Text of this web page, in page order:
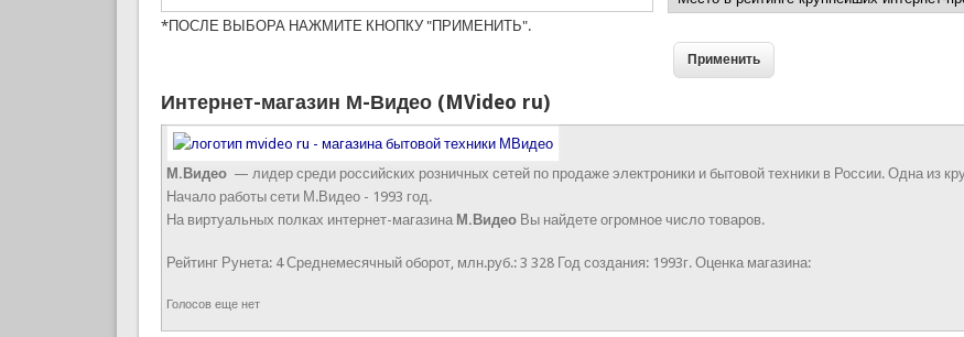
*ПОСЛЕ ВЫБОРА НАЖМИТЕ КНОПКУ "ПРИМЕНИТЬ".
Интернет-магазин М-Видео (MVideo ru)
М.Видео— лидер среди российских розничных сетей по продаже электроники и бытовой техники в России. Одна из
Начало работы сети М.Видео - 1993 год.
На виртуальных полках интернет-магазина М.Видео Вы найдете огромное число товаров.
Рейтинг Рунета: 4 Среднемесячный оборот, млн.руб.: 3 328 Год создания: 1993г. Оценка магазина:
Голосов еще нет